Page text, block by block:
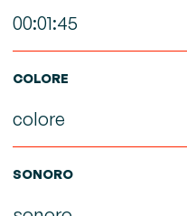
00:01:45
COLORE
colore
SONORO